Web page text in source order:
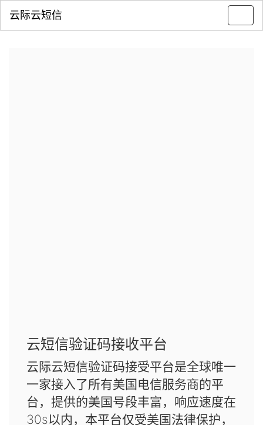
云际云短信
云短信验证码接收平台
云际云短信验证码接受平台是全球唯一
一家接入了所有美国电信服务商的平
台，提供的美国号段丰富，响应速度在
30s以内，本平台仅受美国法律保护，